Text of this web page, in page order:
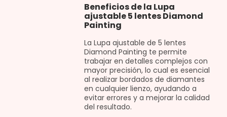
Beneficios de la Lupa
ajustable 5 lentes Diamond
Painting
La Lupa ajustable de 5 lentes
Diamond Painting te permite
trabajar en detalles complejos con
mayor precisión, lo cual es esencial
al realizar bordados de diamantes
en cualquier lienzo, ayudando a
evitar errores y a mejorar la calidad
del resultado.